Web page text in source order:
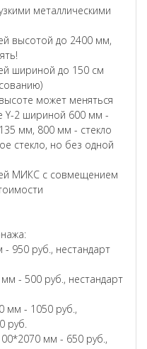
металлическими
высотой до 2400 мм,
шириной до 150 см
может меняться
Y-2 шириной 600 мм -
мм, 800 мм - стекло
стекло, но без одной
МИКС с совмещением
950 руб., нестандарт
- 500 руб., нестандарт
мм - 1050 руб.,
руб.
мм - 650 руб.,